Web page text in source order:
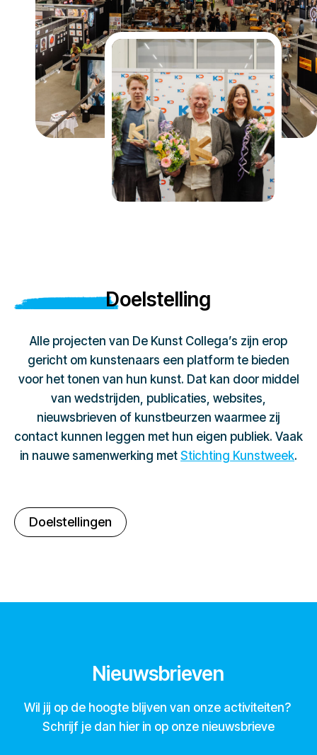
Doelstelling
Alle projecten van De Kunst Collega’s zijn erop
gericht om kunstenaars een platform te bieden
voor het tonen van hun kunst. Dat kan door middel
van wedstrijden, publicaties, websites,
nieuwsbrieven of kunstbeurzen waarmee zij
contact kunnen leggen met hun eigen publiek. Vaak
in nauwe samenwerking met Stichting Kunstweek.
Doelstellingen
Nieuwsbrieven
Wil jij op de hoogte blijven van onze activiteiten?
Schrijf je dan hier in op onze nieuwsbrieve